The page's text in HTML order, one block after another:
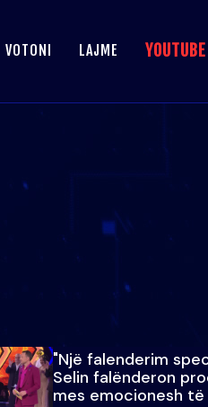
VOTONI LAJME YOUTUBE
"Një falenderim
Selin falënderon
mes emocionesh